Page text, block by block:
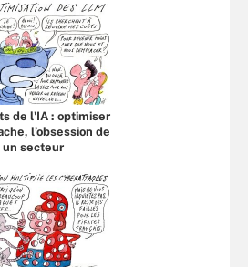
de l'IA : optimiser
l’obsession de
un secteur